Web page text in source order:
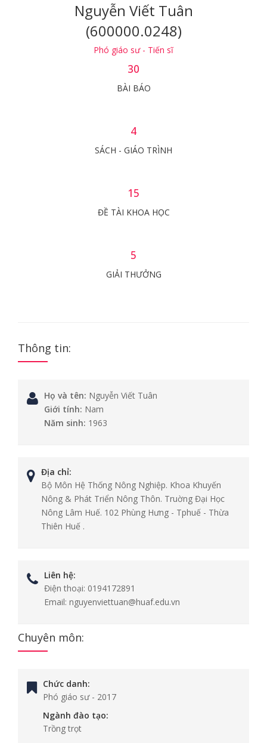
Nguyễn Viết Tuân
(600000.0248)
Phó giáo sư - Tiến sĩ
30
BÀI BÁO
4
SÁCH - GIÁO TRÌNH
15
ĐỀ TÀI KHOA HỌC
5
GIẢI THƯỞNG
Thông tin:
Họ và tên: Nguyễn Viết Tuân
Giới tính: Nam
Năm sinh: 1963
Địa chỉ:
Bộ Môn Hệ Thống Nông Nghiệp. Khoa Khuyến
Nông & Phát Triển Nông Thôn. Truờng Đại Học
Nông Lâm Huế. 102 Phùng Hưng - Tphuế - Thừa
Thiên Huế .
Liên hệ:
Điện thoại: 0194172891
Email: nguyenviettuan@huaf.edu.vn
Chuyên môn:
Chức danh:
Phó giáo sư- 2017
Ngành đào tạo:
Trồng trọt